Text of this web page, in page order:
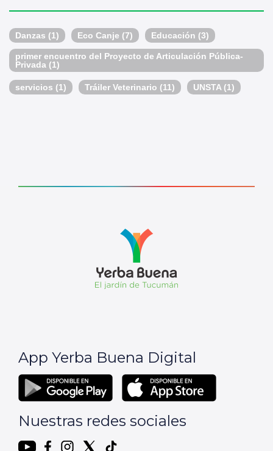
Danzas (1) Eco Canje (7) Educación (3)
primer encuentro del Proyecto de Articulación Pública-
Privada (1)
servicios (1) Tráiler Veterinario (11) UNSTA (1)
App Yerba Buena Digital
Nuestras redes sociales